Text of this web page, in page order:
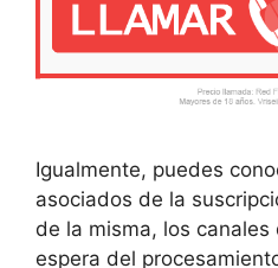
Igualmente, puedes
asociados de la
de la misma, los
espera del